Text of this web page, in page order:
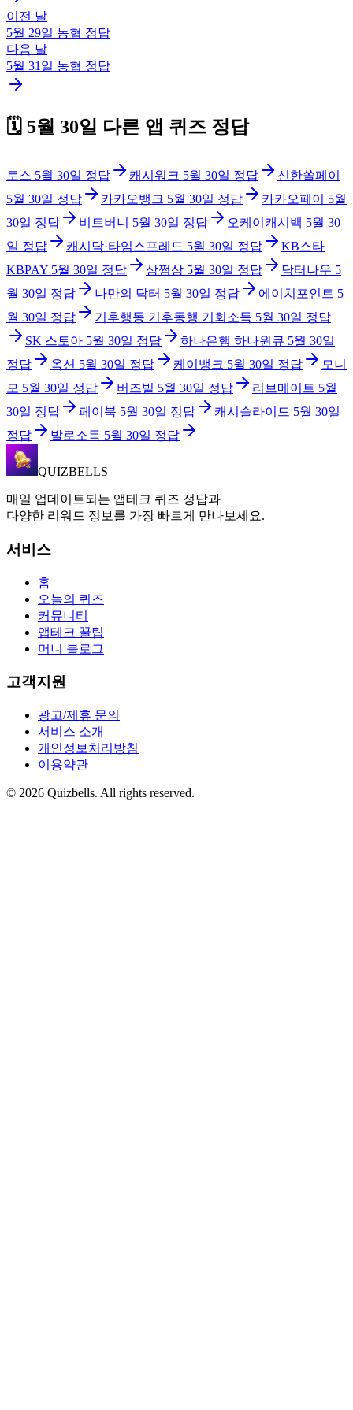
이전 날
5월 29일 농협 정답
다음 날
5월 31일 농협 정답
🗓️ 5월 30일 다른 앱 퀴즈 정답
토스 5월 30일 정답 캐시워크 5월 30일 정답
신한쏠페이
5월 30일 정답 카카오뱅크 5월 30일 정답 카카오페이
5월
30일 정답 비트버니 5월 30일 정답 오케이캐시백 5월 30
일 정답 캐시닥·타임스프레드 5월 30일 정답
KB스타
KBPAY 5월 30일 정답 삼쩜삼 5월 30일 정답 닥터나우 5
월 30일 정답 나만의 닥터 5월 30일 정답 에이치포인트 5
월 30일 정답 기후행동 기후동행 기회소득 5월 30일 정답
SK 스토아 5월 30일 정답 하나은행 하나원큐 5월 30일
정답
옥션 5월 30일 정답 케이뱅크 5월 30일 정답
모니
모 5월 30일 정답 버즈빌 5월 30일 정답 리브메이트 5월
30일 정답 페이북 5월 30일 정답 캐시슬라이드 5월 30일
정답
발로소득 5월 30일 정답
QUIZBELLS
매일 업데이트되는 앱테크 퀴즈 정답과
다양한 리워드 정보를 가장 빠르게 만나보세요.
서비스
홈
오늘의 퀴즈
커뮤니티
앱테크 꿀팁
머니 블로그
고객지원
광고/제휴 문의
서비스 소개
개인정보처리방침
이용약관
© 2026 Quizbells. All rights reserved.